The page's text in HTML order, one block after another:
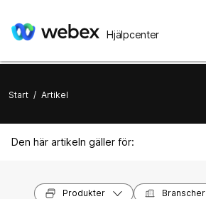
Hjälpcenter
Start / Artikel
Den här artikeln gäller för:
Produkter Branscher